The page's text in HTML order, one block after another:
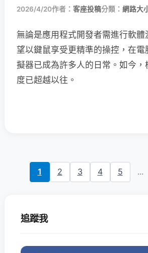
2026/4/20作者： 客座投稿分類： 網路大
無論是應用程式開發者需進行軟
望以鍵鼠享受更精準的操控，在
擬器已成為許多人的日常。如今
度已超越以往。
1 2 3 4 5 ...
追蹤我